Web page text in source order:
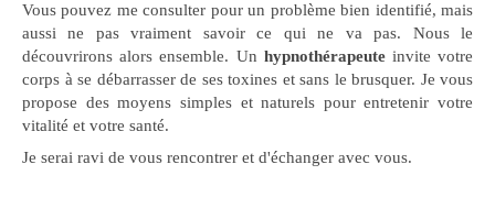
Vous pouvez me consulter pour un problème bien identifié, mais
aussi ne pas vraiment savoir ce qui ne va pas. Nous le
découvrirons alors ensemble. Un hypnothérapeuteinvite votre
corps à se débarrasser de ses toxines et sans le brusquer. Je vous
propose des moyens simples et naturels pour entretenir votre
vitalité et votre santé.
Je serai ravi de vous rencontrer et d'échanger avec vous.